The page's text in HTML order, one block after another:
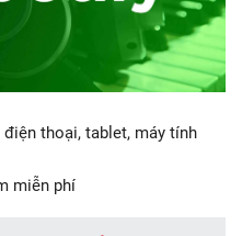
thoại, tablet, máy tính
miễn phí